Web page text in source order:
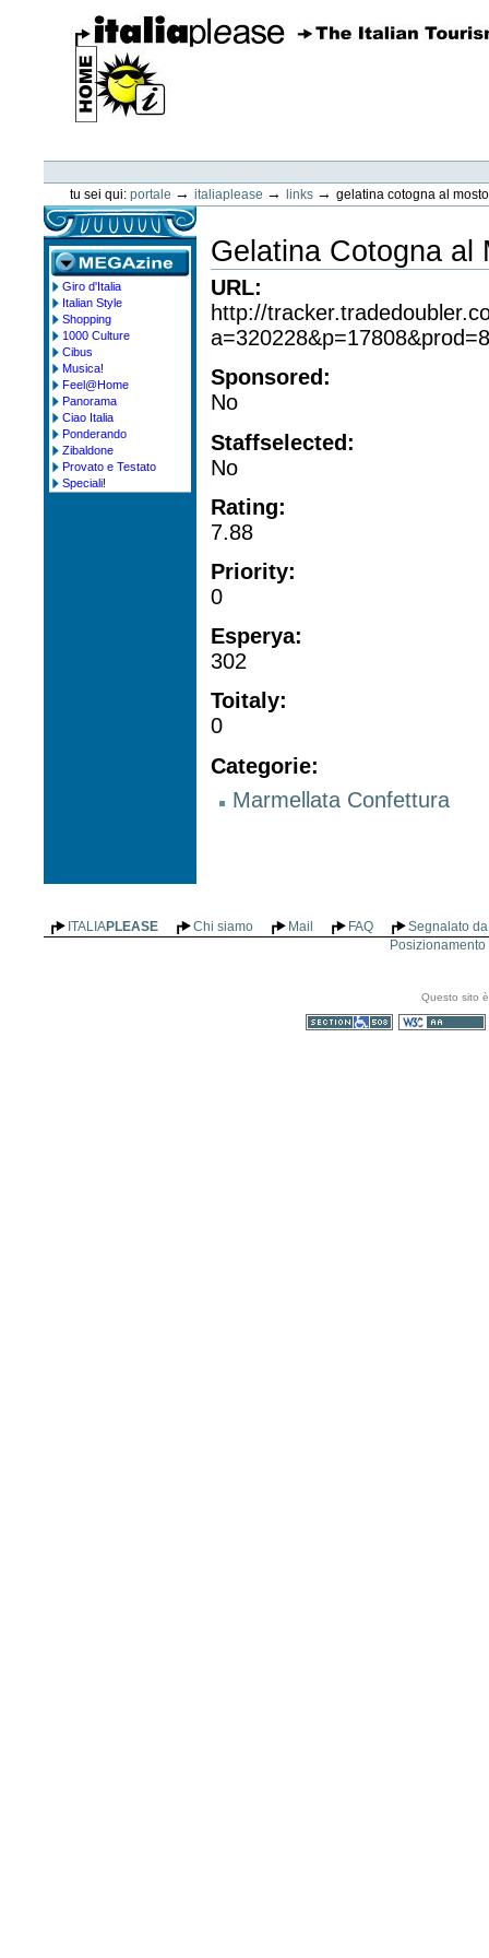
contenuti.
Spostati
navigazione
personali
tu sei qui: portale → italiaplease → links → gelatina cotogna al
megazine
Giro d'Italia
Italian Style
Shopping
1000 Culture
Cibus
Musica!
Feel@Home
Panorama
Ciao Italia
Ponderando
Zibaldone
Provato e Testato
Speciali!
Gelatina Cotogna al
URL:
http://
Sponsored :
No
Staffselected:
No
Rating:
7.88
Priority:
0
Esperya:
302
Toitaly:
0
Categorie:
Marmellata Confettura
ITALIAPLEASE Chi siamo Mail FAQ
Segnalato
Questo sito